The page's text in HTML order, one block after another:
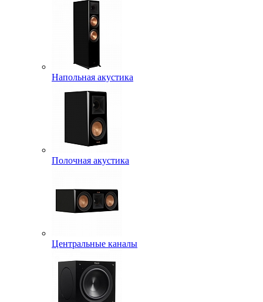
Напольная акустика
Полочная акустика
Центральные каналы